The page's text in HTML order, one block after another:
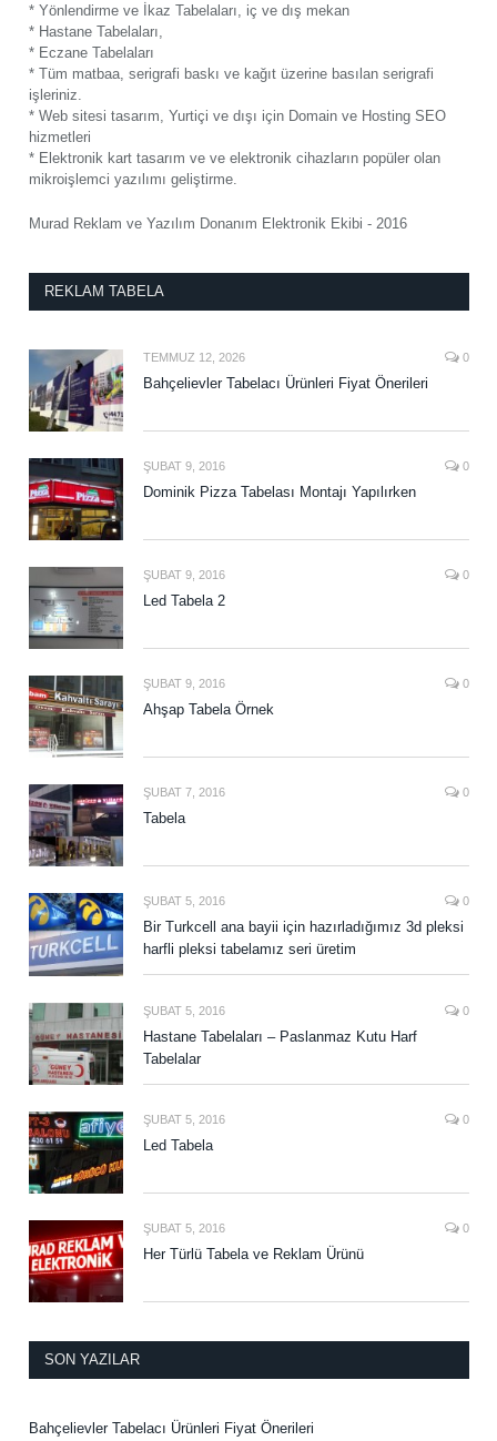
* Yönlendirme ve İkaz Tabelaları, iç ve dış mekan
* Hastane Tabelaları,
* Eczane Tabelaları
* Tüm matbaa, serigrafi baskı ve kağıt üzerine basılan serigrafi
işleriniz.
* Web sitesi tasarım, Yurtiçi ve dışı için Domain ve Hosting SEO
hizmetleri
* Elektronik kart tasarım ve ve elektronik cihazların popüler olan
mikroişlemci yazılımı geliştirme.
Murad Reklam ve Yazılım Donanım Elektronik Ekibi - 2016
REKLAM TABELA
TEMMUZ 12, 2026 0
Bahçelievler Tabelacı Ürünleri Fiyat Önerileri
ŞUBAT 9, 2016 0
Dominik Pizza Tabelası Montajı Yapılırken
ŞUBAT 9, 2016 0
Led Tabela 2
ŞUBAT 9, 2016 0
Ahşap Tabela Örnek
ŞUBAT 7, 2016 0
Tabela
ŞUBAT 5, 2016 0
Bir Turkcell ana bayii için hazırladığımız 3d pleksi
harfli pleksi tabelamız seri üretim
ŞUBAT 5, 2016 0
Hastane Tabelaları – Paslanmaz Kutu Harf
Tabelalar
ŞUBAT 5, 2016 0
Led Tabela
ŞUBAT 5, 2016 0
Her Türlü Tabela ve Reklam Ürünü
SON YAZILAR
Bahçelievler Tabelacı Ürünleri Fiyat Önerileri